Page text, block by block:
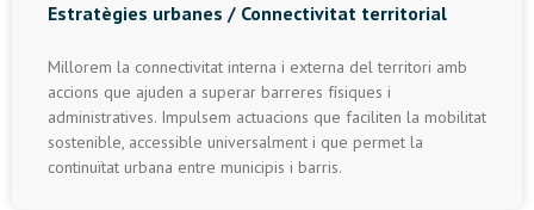
Estratègies urbanes / Connectivitat territorial
Millorem la connectivitat interna i externa del territori amb
accions que ajuden a superar barreres físiques i
administratives. Impulsem actuacions que faciliten la mobilitat
sostenible, accessible universalment i que permet la
continuïtat urbana entre municipis i barris.